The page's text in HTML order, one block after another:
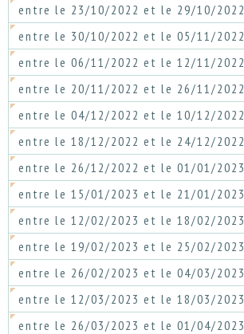
entre le 23/10/2022 et le 29/10/2022
entre le 30/10/2022 et le 05/11/2022
entre le 06/11/2022 et le 12/11/2022
entre le 20/11/2022 et le 26/11/2022
entre le 04/12/2022 et le 10/12/2022
entre le 18/12/2022 et le 24/12/2022
entre le 26/12/2022 et le 01/01/2023
entre le 15/01/2023 et le 21/01/2023
entre le 12/02/2023 et le 18/02/2023
entre le 19/02/2023 et le 25/02/2023
entre le 26/02/2023 et le 04/03/2023
entre le 12/03/2023 et le 18/03/2023
entre le 26/03/2023 et le 01/04/2023